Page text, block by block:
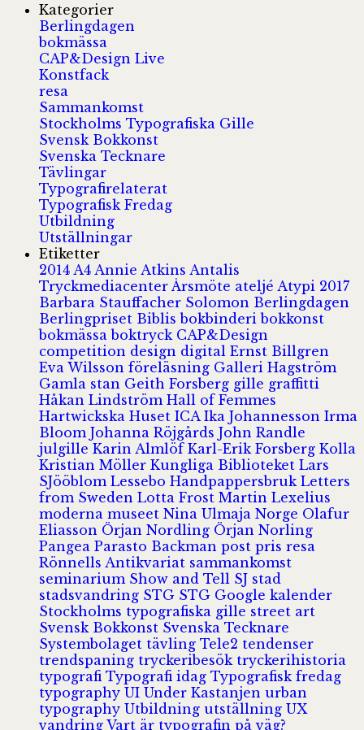
Kategorier
Berlingdagen
bokmässa
CAP&Design Live
Konstfack
resa
Sammankomst
Stockholms Typografiska Gille
Svensk Bokkonst
Svenska Tecknare
Tävlingar
Typografirelaterat
Typografisk Fredag
Utbildning
Utställningar
Etiketter
2014 A4 Annie Atkins Antalis
Tryckmediacenter Årsmöte ateljé Atypi 2017
Barbara Stauffacher Solomon Berlingdagen
Berlingpriset Biblisbokbinderibokkonst
bokmässaboktryck CAP&Design
competition design digital Ernst Billgren
Eva Wilsson föreläsning Galleri Hagström
Gamla stan Geith Forsberg gille graffitti
Håkan Lindström Hall of Femmes
Hartwickska Huset ICA Ika Johannesson Irma
Bloom Johanna Röjgårds John Randle
julgille Karin Almlöf Karl-Erik Forsberg Kolla
Kristian Möller Kungliga Biblioteket Lars
SJööblom Lessebo Handpappersbruk Letters
from Sweden Lotta Frost Martin Lexelius
moderna museet Nina Ulmaja Norge Olafur
Eliasson Örjan Nordling Örjan Norling
Pangea Parasto Backman post pris resa
Rönnells Antikvariat sammankomst
seminarium Show and Tell SJ stad
stadsvandring STG STG Google kalender
Stockholms typografiska gille street art
Svensk Bokkonst Svenska Tecknare
Systembolaget tävling Tele2 tendenser
trendspaning tryckeribesök tryckerihistoria
typografi Typografi idag Typografisk fredag
typography UI Under Kastanjen urban
typography Utbildning utställning UX
vandring Vart är typografin på väg?